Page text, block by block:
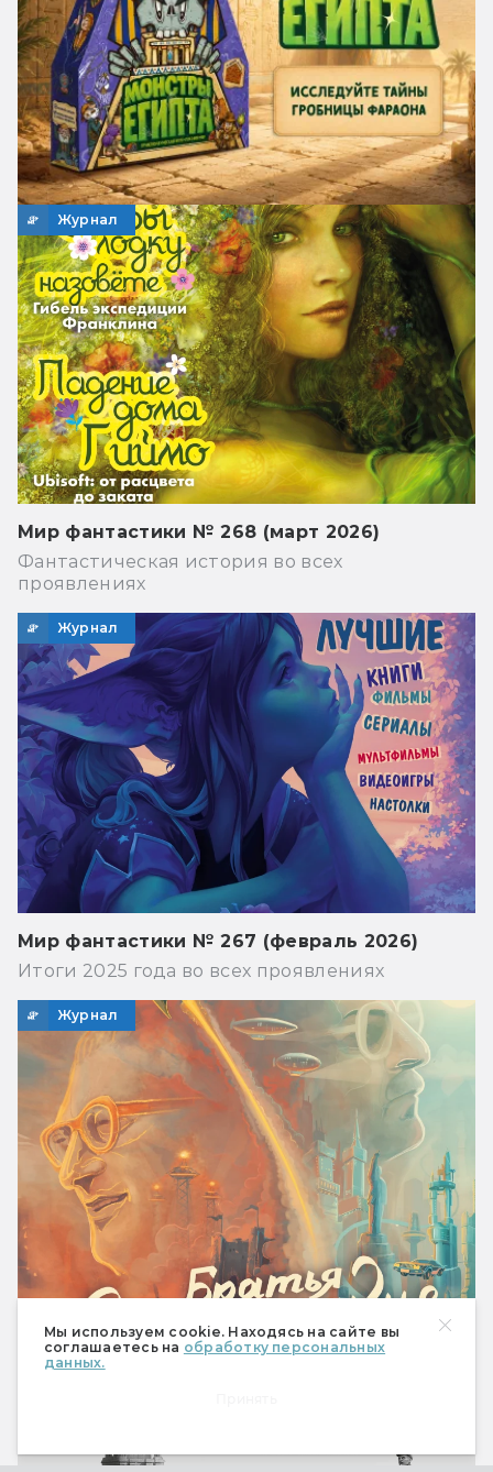
Мы используем cookie. Находясь на сайте вы
соглашаетесь на обработку персональных
данных.
Журнал
Мир фантастики № 268 (март 2026)
Фантастическая история во всех
проявлениях
Журнал
Мир фантастики № 267 (февраль 2026)
Итоги 2025 года во всех проявлениях
Журнал
Мир фантастики. Спецвыпуск «Братья
Стругацкие»